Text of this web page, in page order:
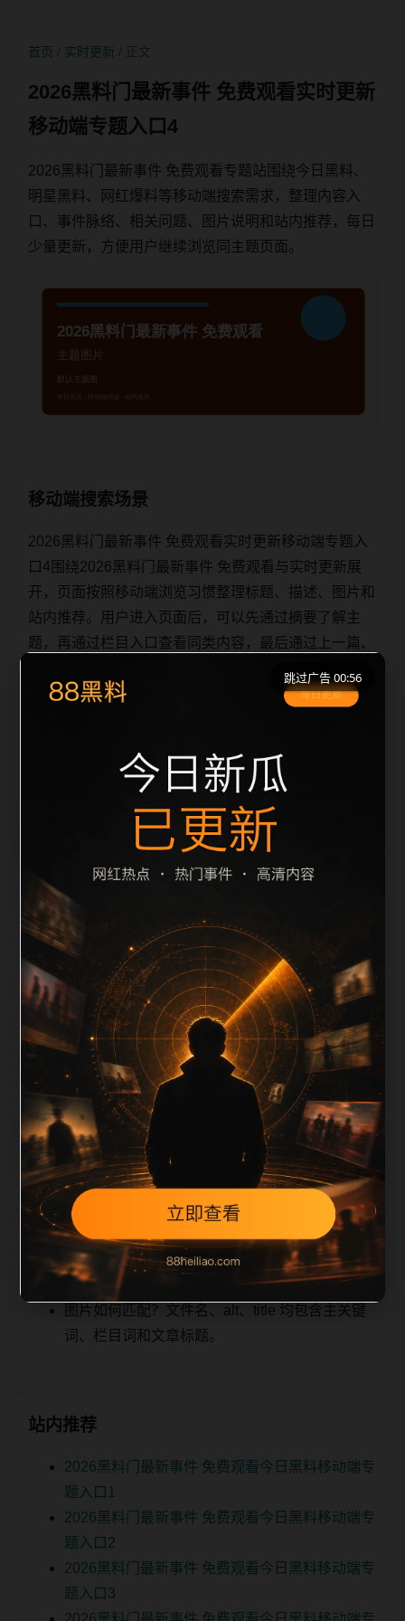
首页 实时更新
2026黑料门最新事件 免费观看实时更新
移动端专题入口4
2026黑料门最新事件 免费观看专题站围绕今日黑料、
明星黑料、网红爆料等移动端搜索需求，整理内容入
口、事件脉络、相关问题、图片说明和站内推荐，每日
少量更新，方便用户继续浏览同主题页面。
移动端搜索场景
2026黑料门最新事件 免费观看实时更新移动端专题入
口4围绕2026黑料门最新事件 免费观看与实时更新展
开，页面按照移动端浏览习惯整理标题、描述、图片和
站内推荐。用户进入页面后，可以先通过摘要了解主
题，再通过栏目入口查看同类内容，最后通过上一篇、
一致性，避免无关关键词堆砌，也避免多个站点同步发
理解页面主题。后续采集时将继续执行远程图片本地
化、坏图默认图兜底、标
栏目内容归集
题重复过滤和 description 长度检查。栏目内容按每日
少量新增的方式持续扩展，每篇保留相关问题、站内推
荐和清晰的层级路径，减少用户反复返回搜索页。第54
篇作为本栏目的初始建设内容，主要用于补齐栏目深
度、稳定内链结构，并为后续专题聚合提供可点击入
口。如果后续发现页面缺图、标题过短、描述为空或正
文不足，将进入每日 SEO 检查清单自动修正。
相关问题
实时更新后续如何更新？按每日少量、主题相
关、图片本地化的方式持续补充。
如何继续浏览？可返回栏目页、查看热门推荐或
进入 sitemap。
图片如何匹配？文件名、alt、title 均包含主关键
词、栏目词和文章标题。
站内推荐
2026黑料门最新事件 免费观看今日黑料移动端专
题入口1
2026黑料门最新事件 免费观看今日黑料移动端专
题入口2
2026黑料门最新事件 免费观看今日黑料移动端专
题入口3
跳过广告 00:56